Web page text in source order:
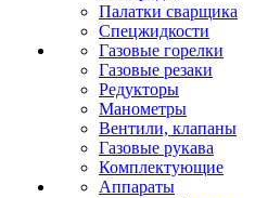
Палатки сварщика
Спецжидкости
Газовые горелки
Газовые резаки
Редукторы
Манометры
Вентили, клапаны
Газовые рукава
Комплектующие
Аппараты